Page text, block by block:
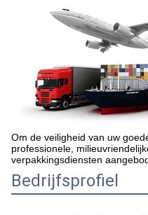
Om de veiligheid van uw
professionele,
verpakkingsdiensten
Bedrijfsprofiel